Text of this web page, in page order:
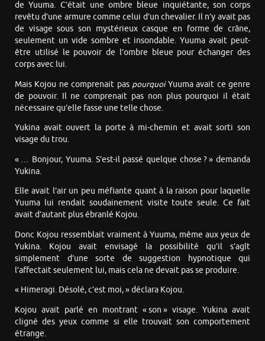
de Yuuma. C’était une ombre bleue inquiétante, son corps
revêtu d’une armure comme celui d’un chevalier. Il n’y avait pas
de visage sous son mystérieux casque en forme de crâne,
seulement un vide sombre et insondable. Yuuma avait peut-
être utilisé le pouvoir de l’ombre bleue pour échanger des
corps avec lui.
Mais Kojou ne comprenait pas pourquoiYuuma avait ce genre
de pouvoir. Il ne comprenait pas non plus pourquoi il était
nécessaire qu’elle fasse une telle chose.
Yukina avait ouvert la porte à mi-chemin et avait sorti son
visage du trou.
« … Bonjour, Yuuma. S’est-il passé quelque chose ? » demanda
Yukina.
Elle avait l’air un peu méfiante quant à la raison pour laquelle
Yuuma lui rendait soudainement visite toute seule. Ce fait
avait d’autant plus ébranlé Kojou.
Donc Kojou ressemblait vraiment à Yuuma, même aux yeux de
Yukina. Kojou avait envisagé la possibilité qu’il s’agît
simplement d’une sorte de suggestion hypnotique qui
l’affectait seulement lui, mais cela ne devait pas se produire.
« Himeragi. Désolé, c’est moi, » déclara Kojou.
Kojou avait parlé en montrant « son » visage. Yukina avait
cligné des yeux comme si elle trouvait son comportement
étrange.